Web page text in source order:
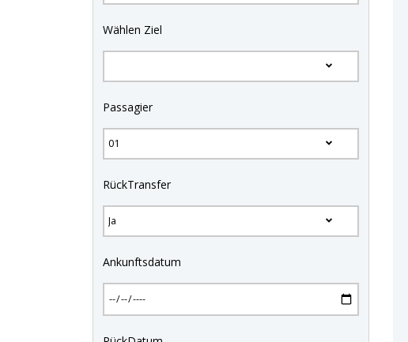
Wählen Ziel
Passagier
RückTransfer
Ankunftsdatum